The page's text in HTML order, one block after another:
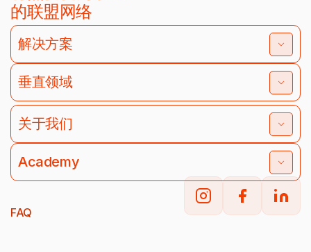
的联盟网络
解决方案
垂直领域
关于我们
Academy
FAQ